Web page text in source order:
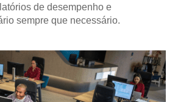
de desempenho e
sempre que necessário.